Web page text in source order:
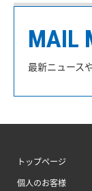
MAIL
最新ニュース
トップページ
個人のお客様